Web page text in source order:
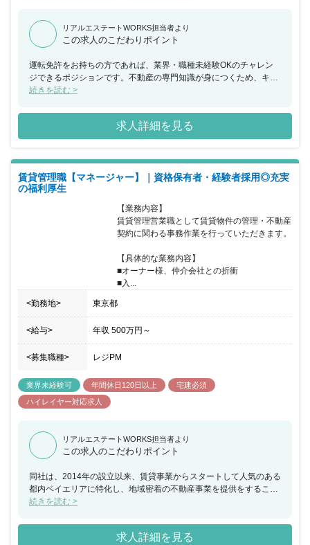
リアルエステートWORKS担当者より
この求人のこだわりポイント
運転免許をお持ちの方であれば、業界・職種未経験OKのチャレン
ジできるポジションです。不動産の専門知識が身につくため、キャ
リアを積めるチャンスがあります。残業時間20時間以下／月や、自
福利厚生でワークライフバランスを重視させたい方が安心できる職
続きを読む >
求人詳細を見る
賃貸管理職【マネージャー】｜資格保有者・経験者採用◎充実
の福利厚生
【業務内容】
賃貸管理営業職として賃貸物件の管理・不動産
契約に関わる事務作業を行っていただきます。
【具体的な業務内容】
■オーナー様、仲介会社との折衝
■入...
<勤務地> 東京都
<給与> 年収 500万円 ～
<募集職種> レジPM
業界未経験可 年間休日120日以上
宅建必須
ハイレイヤー対応求人
リアルエステートWORKS担当者より
この求人のこだわりポイント
同社は、2014年の設立以来、賃貸事業からスタートして人気のある
都内ベイエリアに特化し、地域密着の不動産事業を提供をすること
で成長してまいりました。多種多様な商材を扱える『総合不動産』
ティ）など事業を多角化し、売上は8年連続で上昇中です。今回、
賃貸管理営業職のマネージメントポジションとして経験豊富な方を
続きを読む >
求人詳細を見る